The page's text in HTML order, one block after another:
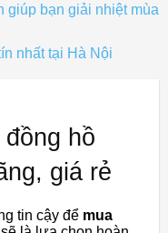
giúp bạn giải nhiệt mùa
nhất tại Hà Nội
hồ
giá rẻ
tin cậy để mua